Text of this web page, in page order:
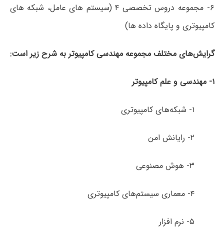
۶- مجموعه دروس تخصصی ۴ (سیستم های عامل، شبکه های
کامپیوتری و پایگاه داده ها)
گرایش‌های مختلف مجموعه مهندسی کامپیوتر به شرح زیر است:
۱- مهندسی و علم کامپیوتر
۱- شبکه‌های کامپیوتری
۲- رایانش امن
۳- هوش مصنوعی
۴- معماری سیستم‌های کامپیوتری
۵- نرم افزار